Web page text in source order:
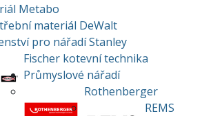
Metabo
materiál DeWalt
pro nářadí Stanley
Fischer kotevní technika
Průmyslové nářadí
Rothenberger
REMS